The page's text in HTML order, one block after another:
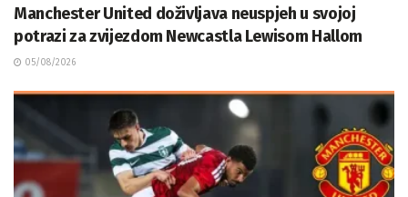
Manchester United doživljava neuspjeh u svojoj
potrazi za zvijezdom Newcastla Lewisom Hallom
05/08/2026